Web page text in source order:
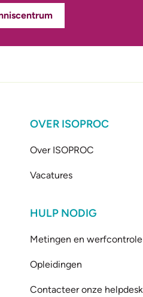
OVER ISOPROC
Over ISOPROC
Vacatures
HULP NODIG
Metingen en werfcontrole
Opleidingen
Contacteer onze helpdesk